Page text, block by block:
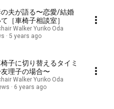
夫が語る〜恋愛/結婚
［車椅子相談室］
Walker Yuriko Oda
5 years ago
子に切り替えるタイミ
理子の場合〜
Walker Yuriko Oda
6 years ago